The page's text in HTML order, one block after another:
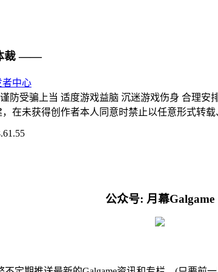
裁 ——
者中心
防受骗上当 适度游戏益脑 沉迷游戏伤身 合理安
在未获得创作者本人同意时禁止以任意形式转载
公众号: 月幕Galgame